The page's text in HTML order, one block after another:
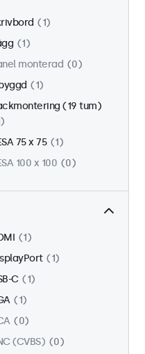
1
1
monterad
0
1
(19 tum)
75 x 75
1
100 x 100
0
1
1
C
1
1
0
(CVBS)
0